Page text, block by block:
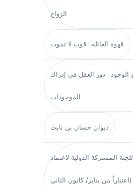
الزواج
قهوة العائلة : قوت لا تموت
الوجود : دور العقل في إدراك
الموجودات
ديوان حسان بن ثابت
المشتركة الدولية لاعتماد
من يناير/ كانون الثاني